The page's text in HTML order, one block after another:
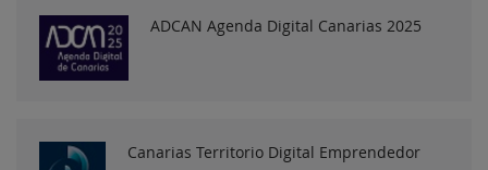
ADCAN Agenda Digital Canarias 2025
Canarias Territorio Digital Emprendedor